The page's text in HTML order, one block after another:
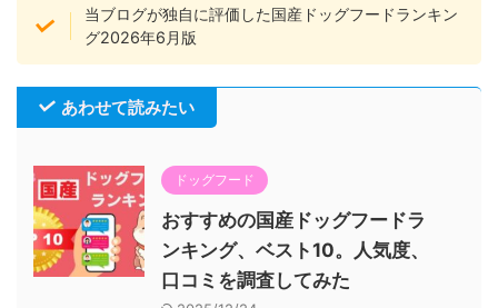
当ブログが独自に評価した国産ドッグフードランキン
グ2026年6月版
あわせて読みたい
ドッグフード
おすすめの国産ドッグフードラ
ンキング、ベスト10。人気度、
口コミを調査してみた